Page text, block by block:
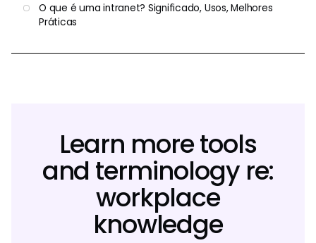
O que é uma intranet? Significado, Usos, Melhores
Práticas
Learn more tools
and terminology re:
workplace
knowledge